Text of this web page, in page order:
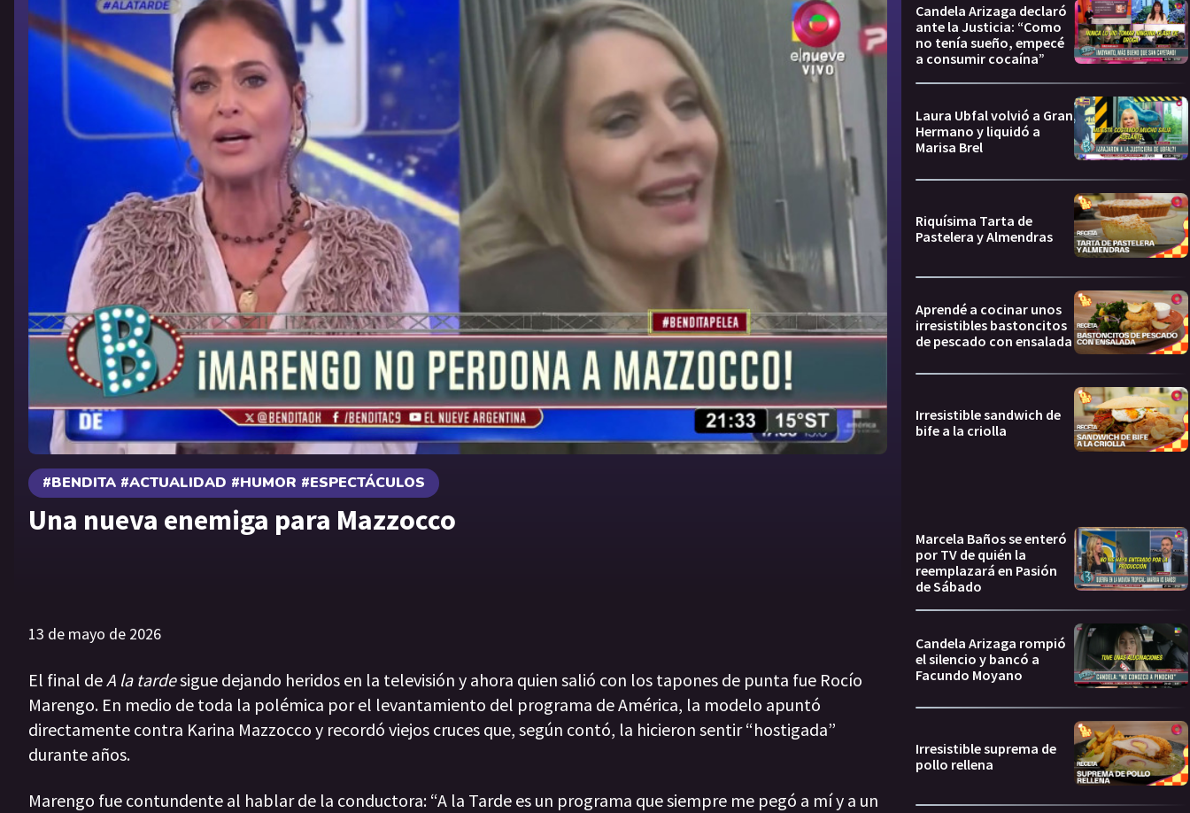
#BENDITA #ACTUALIDAD #HUMOR #ESPECTÁCULOS
Una nueva enemiga para Mazzocco
13 de mayo de 2026
El final deA la tardesigue dejando heridos en la televisión y ahora quien salió con los tapones de punta fue Rocío
Marengo. En medio de toda la polémica por el levantamiento del programa de América, la modelo apuntó
directamente contra Karina Mazzocco y recordó viejos cruces que, según contó, la hicieron sentir “hostigada”
durante años.
Marengo fue contundente al hablar de la conductora: “A la Tarde es un programa que siempre me pegó a mí y a un
Candela Arizaga declaró
ante la Justicia: “Como
no tenía sueño, empecé
a consumir cocaína”
Laura Ubfal volvió a Gran
Hermano y liquidó a
Marisa Brel
Riquísima Tarta de
Pastelera y Almendras
Aprendé a cocinar unos
irresistibles bastoncitos
de pescado con ensalada
Irresistible sandwich de
bife a la criolla
Marcela Baños se enteró
por TV de quién la
reemplazará en Pasión
de Sábado
Candela Arizaga rompió
el silencio y bancó a
Facundo Moyano
Irresistible suprema de
pollo rellena